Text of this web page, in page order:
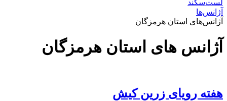
لست‌سکند
آژانس‌ها
آژانس‌های استان هرمزگان
آژانس های استان هرمزگان
هفته رویای زرین کیش